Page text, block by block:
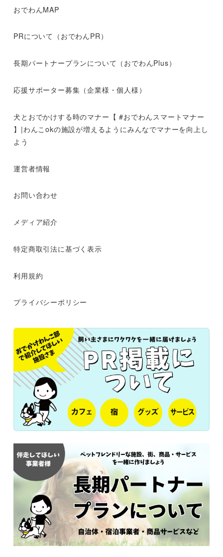
おでわんMAP
PRについて（おでわんPR）
長期パートナープランについて（おでわんPlus）
応援サポーター募集（企業様・個人様）
犬とおでかけする時のマナー【 #おでわんスマートマナー
】|わんこokの施設が増えるようにみんなでマナーを向上し
よう
運営者情報
お問い合わせ
メディア紹介
特定商取引法に基づく表示
利用規約
プライバシーポリシー